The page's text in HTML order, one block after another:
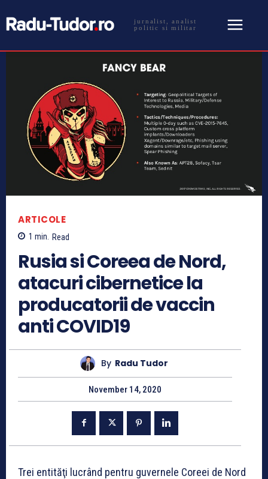
jurnalist, analist
politic si militar
ARTICOLE
1 min. Read
Rusia si Coreea de Nord,
atacuri cibernetice la
producatorii de vaccin
anti COVID19
By Radu Tudor
November 14, 2020
Trei entităţi lucrând pentru guvernele Coreei de Nord